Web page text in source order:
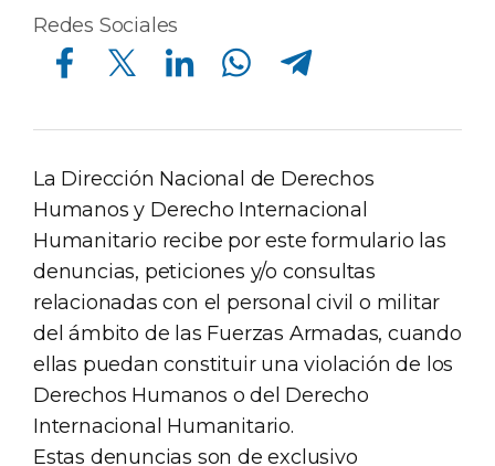
Redes Sociales
Compartir en Facebook Compartir en Twitter Compartir en Linkedin Compartir en Whatsapp Compartir en Telegram
La Dirección Nacional de Derechos
Humanos y Derecho Internacional
Humanitario recibe por este formulario las
denuncias, peticiones y/o consultas
relacionadas con el personal civil o militar
del ámbito de las Fuerzas Armadas, cuando
ellas puedan constituir una violación de los
Derechos Humanos o del Derecho
Internacional Humanitario.
Estas denuncias son de exclusivo